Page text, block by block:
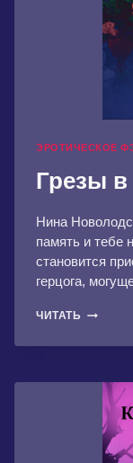
ЭРОТИЧЕСКОЕ
Грезы в
Нина
память и тебе
становится
герцога,
ЧИТАТЬ ГРЕЗЫ
ЕГО